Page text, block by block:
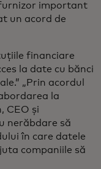
important
un acord de
financiare
la date cu bănci
„Prin acordul
la
CEO și
nerăbdare să
în care datele
companiile să